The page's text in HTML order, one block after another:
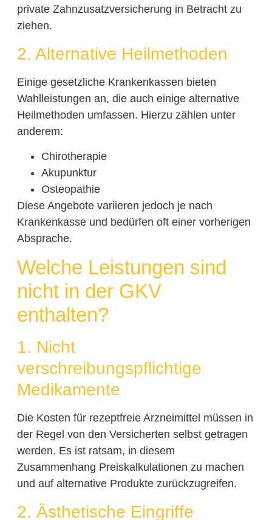
private Zahnzusatzversicherung in Betracht zu
ziehen.
2. Alternative Heilmethoden
Einige gesetzliche Krankenkassen bieten
Wahlleistungen an, die auch einige alternative
Heilmethoden umfassen. Hierzu zählen unter
anderem:
Chirotherapie
Akupunktur
Osteopathie
Diese Angebote variieren jedoch je nach
Krankenkasse und bedürfen oft einer vorherigen
Absprache.
Welche Leistungen sind
nicht in der GKV
enthalten?
1. Nicht
verschreibungspflichtige
Medikamente
Die Kosten für rezeptfreie Arzneimittel müssen in
der Regel von den Versicherten selbst getragen
werden. Es ist ratsam, in diesem
Zusammenhang Preiskalkulationen zu machen
und auf alternative Produkte zurückzugreifen.
2. Ästhetische Eingriffe